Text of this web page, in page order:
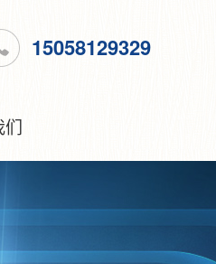
15058129329
们